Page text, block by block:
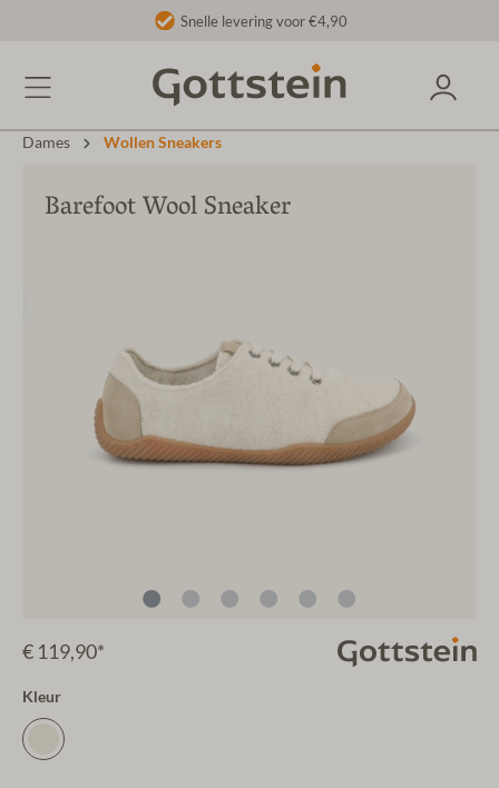
Snelle levering voor €4,90
Dames Wollen Sneakers
Barefoot Wool Sneaker
€ 119,90*
Kleur